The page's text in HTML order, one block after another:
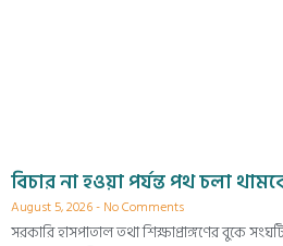
বিচার না হওয়া পর্যন্ত পথ চলা
August 5, 2026 No Comments
সরকারি হাসপাতাল তথা শিক্ষাপ্রাঙ্গণের বুকে